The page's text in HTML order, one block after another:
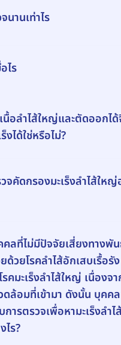
นานเท่าไร
ไร
อลำไส้ใหญ่และตัดออกไ
งได้ใช่หรือไม่?
จคัดกรองมะเร็งลำไส้ใหญ่
คลที่ไม่มีปัจจัยเสี่ยงทางพั
ด้วยโรคลำไส้อักเสบเรื้อรั
รคมะเร็งลำไส้ใหญ่ เนื่องจ
ดล้อมที่เข้ามา ดังนั้น บุคค
การตรวจเพื่อหามะเร็งลำ
ไร?